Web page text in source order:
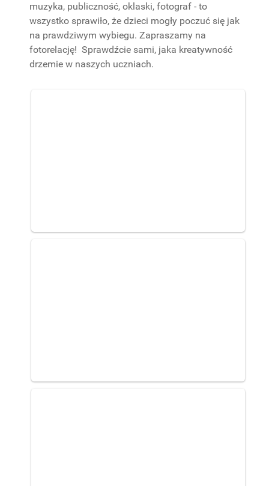
muzyka, publiczność, oklaski, fotograf - to
wszystko sprawiło, że dzieci mogły poczuć się jak
na prawdziwym wybiegu. Zapraszamy na
fotorelację! Sprawdźcie sami, jaka kreatywność
drzemie w naszych uczniach.